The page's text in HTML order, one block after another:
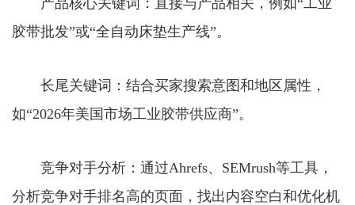
胶带批发”或“全自动床垫生产线”。
长尾关键词：结合买家搜索意图和地区属性，
如“2026年美国市场工业胶带供应商”。
竞争对手分析：通过Ahrefs、SEMrush等工具，
分析竞争对手排名高的页面，找出内容空白和优化机